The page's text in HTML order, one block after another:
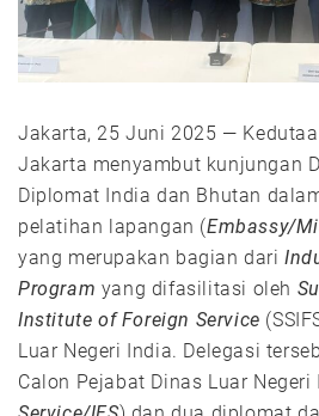
Jakarta, 25 Juni 2025 —
Jakarta menyambut kunjungan
Diplomat India dan Bhutan
pelatihan lapangan (Embassy/
yang merupakan bagian dari
Program yang difasilitasi oleh
Institute of Foreign Service
Luar Negeri India. Delegasi
Calon Pejabat Dinas Luar Negeri